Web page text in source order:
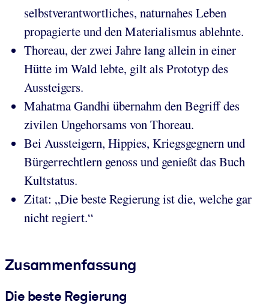
selbstverantwortliches, naturnahes Leben
propagierte und den Materialismus ablehnte.
Thoreau, der zwei Jahre lang allein in einer
Hütte im Wald lebte, gilt als Prototyp des
Aussteigers.
Mahatma Gandhi übernahm den Begriff des
zivilen Ungehorsams von Thoreau.
Bei Aussteigern, Hippies, Kriegsgegnern und
Bürgerrechtlern genoss und genießt das Buch
Kultstatus.
Zitat: „Die beste Regierung ist die, welche gar
nicht regiert.“
Zusammenfassung
Die beste Regierung